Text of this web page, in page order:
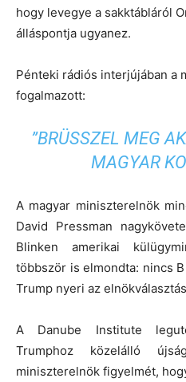
hogy levegye a sakktábláról
álláspontja ugyanez.
Pénteki rádiós interjújában a
fogalmazott:
”BRÜSSZEL MEG
MAGYAR
A magyar miniszterelnök
David Pressman
Blinken amerikai
többször is elmondta: nincs
Trump nyeri az
A Danube Institute
Trumphoz közelálló
miniszterelnök figyelmét,